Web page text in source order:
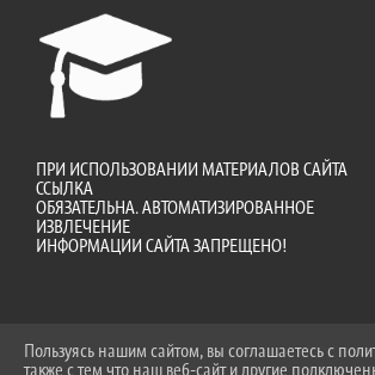
ПРИ ИСПОЛЬЗОВАНИИ МАТЕРИАЛОВ САЙТА
ССЫЛКА
ОБЯЗАТЕЛЬНА. АВТОМАТИЗИРОВАННОЕ
ИЗВЛЕЧЕНИЕ
ИНФОРМАЦИИ САЙТА ЗАПРЕЩЕНО!
Пользуясь нашим сайтом, вы соглашаетесь с
также с тем что наш веб-сайт и другие